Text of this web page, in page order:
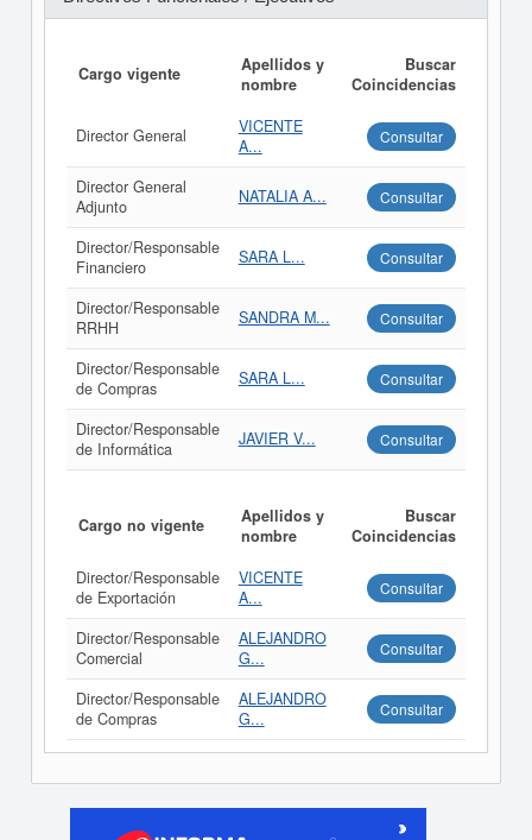
Cargo vigente
Apellidos y
nombre
Buscar
Coincidencias
Director General
VICENTE
A...
Consultar
Director General
Adjunto
NATALIA A... Consultar
Director/Responsable
Financiero
SARA L... Consultar
Director/Responsable
RRHH
SANDRA M... Consultar
Director/Responsable
de Compras
SARA L... Consultar
Director/Responsable
de Informática
JAVIER V... Consultar
Cargo no vigente
Apellidos y
nombre
Buscar
Coincidencias
Director/Responsable
de Exportación
VICENTE
A...
Consultar
Director/Responsable
Comercial
ALEJANDRO
G...
Consultar
Director/Responsable
de Compras
ALEJANDRO
G...
Consultar